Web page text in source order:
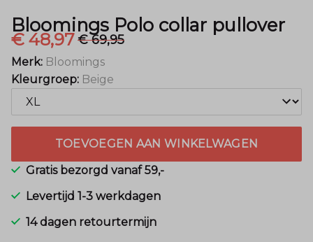
Bloomings Polo collar pullover
€ 48,97€ 69,95
Merk: Bloomings
Kleurgroep: Beige
TOEVOEGEN AAN WINKELWAGEN
Gratis bezorgd vanaf 59,-
Levertijd 1-3 werkdagen
14 dagen retourtermijn